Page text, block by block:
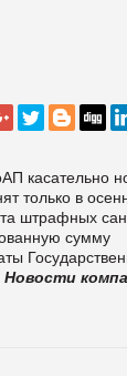
касательно
только в
штрафных
сумму
Новости